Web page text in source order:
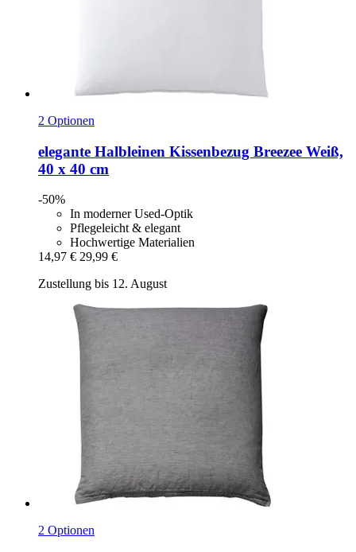
2 Optionen
elegante Halbleinen Kissenbezug Breezee Weiß,
40 x 40 cm
-50%
In moderner Used-Optik
Pflegeleicht & elegant
Hochwertige Materialien
14,97 € 29,99 €
Zustellung bis 12. August
2 Optionen